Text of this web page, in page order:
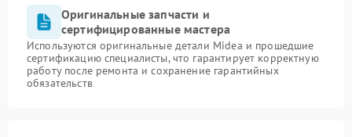
Оригинальные запчасти и
сертифицированные мастера
Используются оригинальные детали Midea и прошедшие
сертификацию специалисты, что гарантирует корректную
работу после ремонта и сохранение гарантийных
обязательств